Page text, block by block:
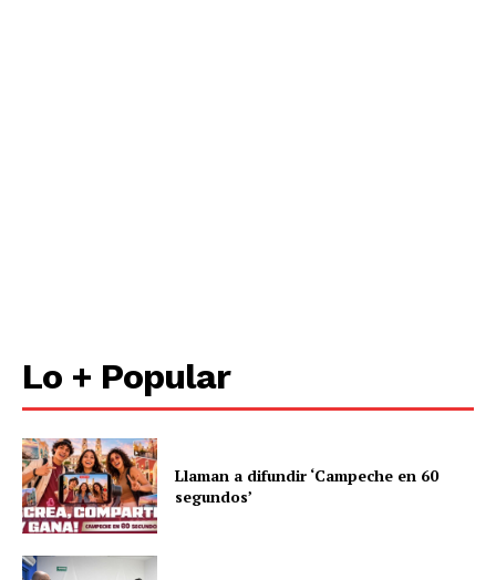
Lo + Popular
Llaman a difundir ‘Campeche en 60
segundos’